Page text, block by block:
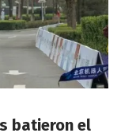
batieron el